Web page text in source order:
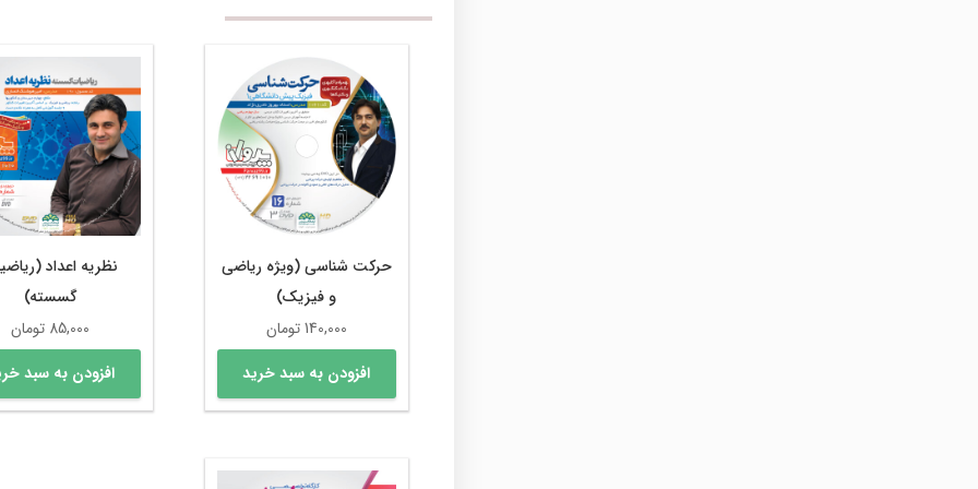
حرکت شناسی (ویژه ریاضی
و فیزیک)
140,000تومان
افزودن به سبد خرید
نظریه اعداد
گسسته)
85,000 تومان
افزودن به سبد